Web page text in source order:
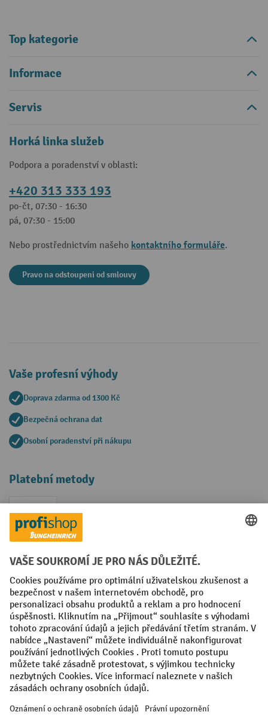
Top kategorie
Informace
Servis
Horká linka služeb
Podpora a poradenství v oblasti:
+420 313 333 193
po-čt, 07:30 - 16:30
pá, 07:30 - 15:00
Nebo prostřednictvím našeho kontaktního formuláře.
Pravo na odstoupeni od smlouvy
Vaše profesní výhody
Doprava zdarma od 1300 Kč
Bezpečná ochrana dat
Osobní poradenství při nákupu
Platební metody
Faktura
Sociální sítě
Facebook
YouTubeLinkedIn
VODP Otisk
Prohlášení o ochraně osobních údajů
Nastavení ochrany osobních údajů
All prices excl. VAT plusshipping costsand possible delivery charges,